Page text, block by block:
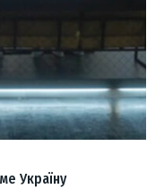
Україну